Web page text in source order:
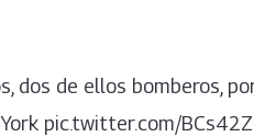
dos de ellos bomberos,
pic.twitter.com/